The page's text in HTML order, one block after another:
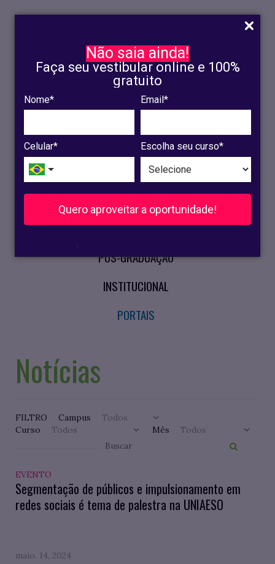
Não saia ainda!
Faça seu vestibular online e 100%
gratuito
Nome* Email*
Celular* Escolha seu curso*
Quero aproveitar a oportunidade!
.
INSCRIÇÃO
OLINDA
RECIFE
VESTIBULAR
CURSOS PRESENCIAIS
PÓS-GRADUAÇÃO
INSTITUCIONAL
PORTAIS
Notícias
FILTRO
Campus
Curso
Mês
EVENTO
Segmentação de públicos e impulsionamento em
redes sociais é tema de palestra na UNIAESO
maio. 14, 2024